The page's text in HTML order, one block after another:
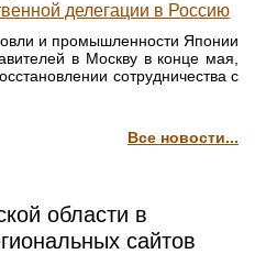
делегации в Россию
и промышленности Японии
в Москву в конце мая,
сотрудничества с
Все новости...
области в
сайтов